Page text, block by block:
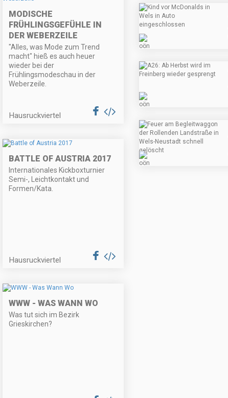
MODISCHE
FRÜHLINGSGEFÜHLE IN
DER WEBERZEILE
"Alles, was Mode zum Trend
macht" hieß es auch heuer
wieder bei der
Frühlingsmodeschau in der
Weberzeile.
Hausruckviertel
BATTLE OF AUSTRIA 2017
Internationales Kickboxturnier
Semi-, Leichtkontakt und
Formen/Kata.
Hausruckviertel
WWW - WAS WANN WO
Was tut sich im Bezirk
Grieskirchen?